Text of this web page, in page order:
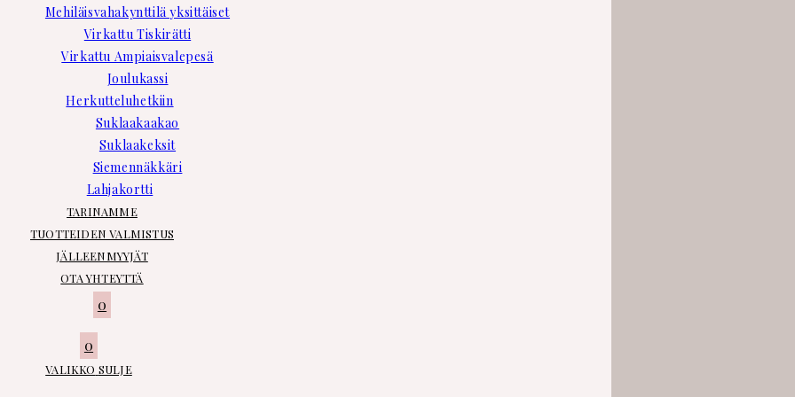
Mehiläisvahakynttilä yksittäiset
Virkattu Tiskirätti
Virkattu Ampiaisvalepesä
Joulukassi
Herkutteluhetkiin
Suklaakaakao
Suklaakeksit
Siemennäkkäri
Lahjakortti
TARINAMME
TUOTTEIDEN VALMISTUS
JÄLLEENMYYJÄT
OTA YHTEYTTÄ
0
0
VALIKKO SULJE